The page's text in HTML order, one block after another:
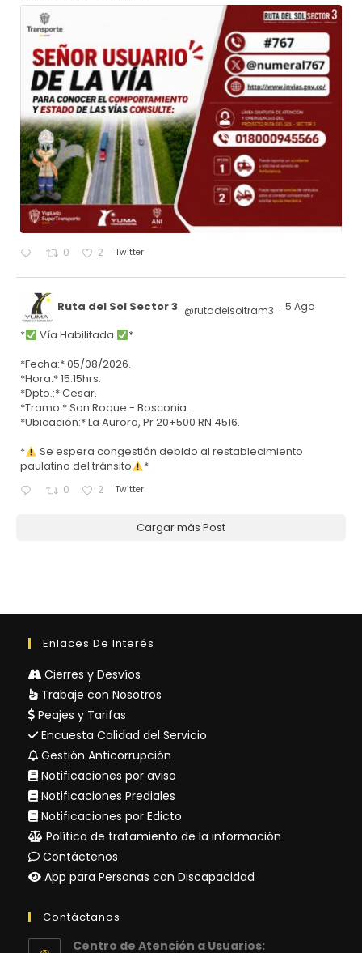
0 2 Twitter
Ruta del Sol Sector 3 @rutadelsoltram3 · 5 Ago
* Vía Habilitada
*
*Fecha:* 05/08/2026.
*Hora:* 15:15hrs.
*Dpto.:* Cesar.
*Tramo:* San Roque - Bosconia.
*Ubicación:* La Aurora, Pr 20+500 RN 4516.
*
Se espera congestión debido al restablecimiento
paulatino del tránsito
*
0 2 Twitter
Cargar más Post
Enlaces De Interés
Cierres y Desvíos
Trabaje con Nosotros
Peajes y Tarifas
Encuesta Calidad del Servicio
Gestión Anticorrupción
Notificaciones por aviso
Notificaciones Prediales
Notificaciones por Edicto
Política de tratamiento de la información
Contáctenos
App para Personas con Discapacidad
Contáctanos
Centro de Atención a Usuarios: